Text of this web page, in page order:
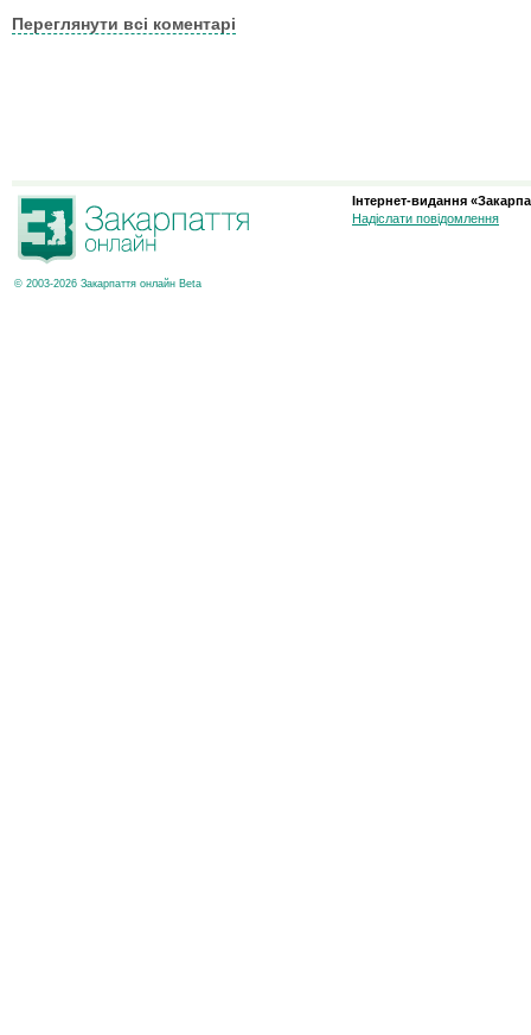
Переглянути всі коментарі
© 2003-2026 Закарпаття онлайн Beta
Інтернет-видання
Надіслати повідомлення